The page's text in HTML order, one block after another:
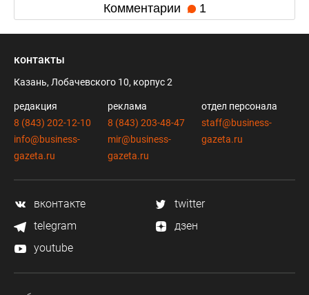
Комментарии 1
контакты
Казань, Лобачевского 10, корпус 2
редакция
8 (843) 202-12-10
info@business-
gazeta.ru
реклама
8 (843) 203-48-47
mir@business-
gazeta.ru
отдел персонала
staff@business-
gazeta.ru
вконтакте
twitter
telegram
дзен
youtube